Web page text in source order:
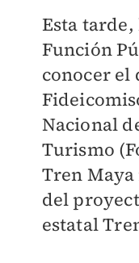
Esta
Función
conocer el
Nacional
Turismo
Tren
del
estatal